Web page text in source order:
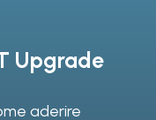
Upgrade
aderire